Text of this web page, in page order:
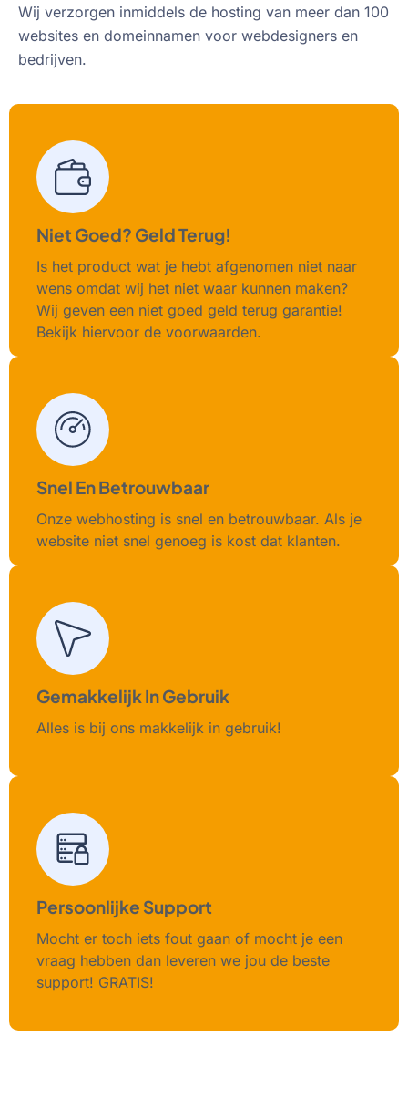
Wij verzorgen inmiddels de hosting van meer dan 100
websites en domeinnamen voor webdesigners en
bedrijven.
Niet Goed? Geld Terug!
Is het product wat je hebt afgenomen niet naar
wens omdat wij het niet waar kunnen maken?
Wij geven een niet goed geld terug garantie!
Bekijk hiervoor de voorwaarden.
Snel En Betrouwbaar
Onze webhosting is snel en betrouwbaar. Als je
website niet snel genoeg is kost dat klanten.
Gemakkelijk In Gebruik
Alles is bij ons makkelijk in gebruik!
Persoonlijke Support
Mocht er toch iets fout gaan of mocht je een
vraag hebben dan leveren we jou de beste
support! GRATIS!